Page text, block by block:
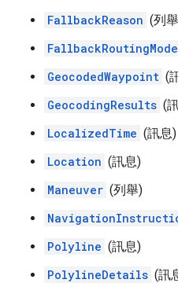
FallbackReason (列
FallbackRoutingMode
GeocodedWaypoint (
GeocodingResults (
LocalizedTime (訊息)
Location (訊息)
Maneuver (列舉)
Polyline (訊息)
PolylineDetails (訊